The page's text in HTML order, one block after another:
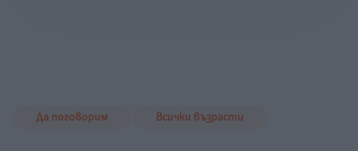
Да поговорим Всички възрасти